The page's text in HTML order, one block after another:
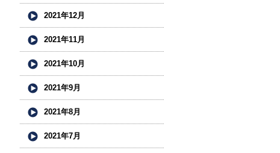
2021年12月
2021年11月
2021年10月
2021年9月
2021年8月
2021年7月